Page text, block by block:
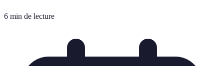
6 min de lecture